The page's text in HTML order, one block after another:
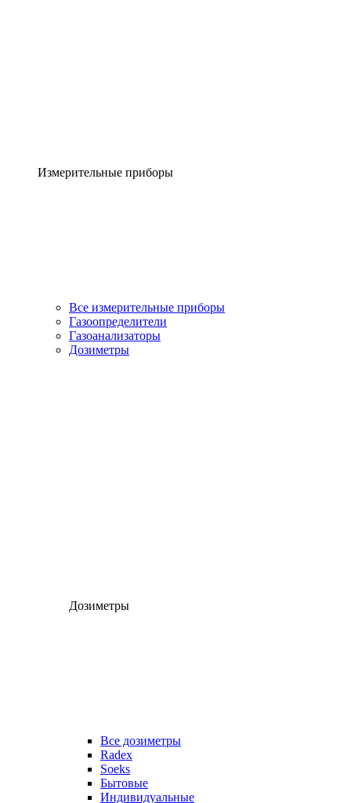
Измерительные приборы
Все измерительные приборы
Газоопределители
Газоанализаторы
Дозиметры
Дозиметры
Все дозиметры
Radex
Soeks
Бытовые
Индивидуальные